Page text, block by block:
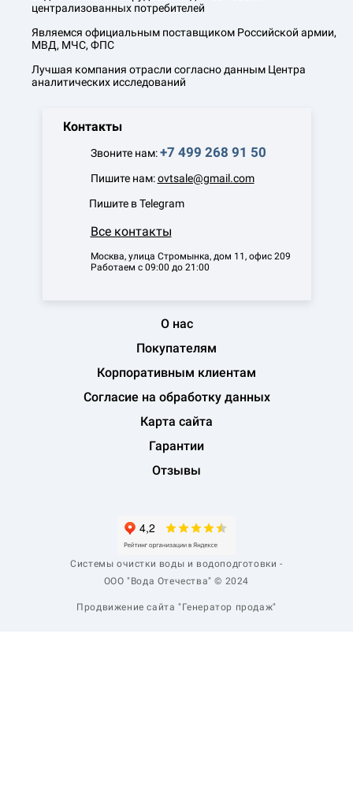
О нас
Покупателям
Корпоративным клиентам
Согласие на обработку данных
Карта сайта
Гарантии
Отзывы
централизованных потребителей
Являемся официальным поставщиком Российской армии,
МВД, МЧС, ФПС
Лучшая компания отрасли согласно данным Центра
аналитических исследований
Контакты
Звоните нам:+7 499 268 91 50
Пишите нам:ovtsale@gmail.com
Пишите в Telegram
Все контакты
Москва, улица Стромынка, дом 11, офис 209
Работаем с 09:00 до 21:00
Системы очистки воды и водоподготовки -
ООО "Вода Отечества" © 2024
Продвижение сайта "Генератор продаж"